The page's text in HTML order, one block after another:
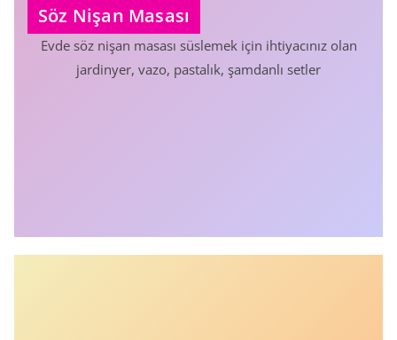
Söz Nişan Masası
Evde söz nişan masası süslemek için ihtiyacınız olan
jardinyer, vazo, pastalık, şamdanlı setler